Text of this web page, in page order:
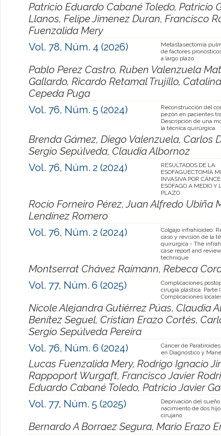
Patricio Eduardo Cabané Toledo, Patricio
Llanos, Felipe Jimenez Duran, Francisco
Fuenzalida Mery
Vol. 78, Núm. 4 (2026)
Metastasectomía
de factores
a largo plazo
Pablo Perez Castro, Ruben Valenzuela
Gallardo, Ricardo Retamal Trujillo,
Cepeda Puga
Vol. 76, Núm. 5 (2024)
Reconstrucción del
pezón en pacientes
Descripción de una
la técnica quirúrgica.
Brenda Gámez, Diego Valenzuela, Carlos
Sergio Sepúlveda, Claudia Albornoz
Vol. 76, Núm. 2 (2024)
RESULTADOS DE LA
ESOFAGUECTOMÍA
INVASIVA POR
ESÓFAGO A MEDIO Y
PLAZO.
Rocío Forneiro Pérez, Juan Alfredo Ubiña
Lendínez Romero
Vol. 76, Núm. 2 (2024)
Colgajo infrahioideo:
caso y revisión de la
quirúrgica - The
case report and
technique
Montserrat Chávez Raimann, Rebeca
Vol. 77, Núm. 6 (2025)
Complicaciones
cirugía plástica. Parte
Complicaciones
Nicole Alejandra Gutiérrez Púas, Claudia
Benítez Seguel, Cristian Erazo Cortés,
Sergio Sepúlveda Pereira
Vol. 76, Núm. 6 (2024)
Cáncer de
en Diagnóstico y
Lucas Fuenzalida Mery, Rodrigo Ignacio
Rappoport Wurgaft, Francisco Javier
Eduardo Cabané Toledo, Patricio Javier
Vol. 77, Núm. 5 (2025)
Deprivación del
nacimiento de dos
cirujano
Bernardo A Borraez Segura, Mario Erazo